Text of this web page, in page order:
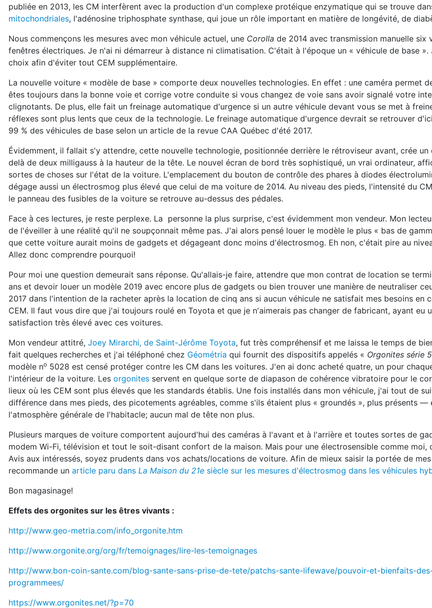
publiée en 2013, les CM interfèrent avec la production d'un complexe protéique enzymatique qui se trouve
mitochondriales, l'adénosine triphosphate synthase, qui joue un rôle important en matière de longévité, de
Nous commençons les mesures avec mon véhicule actuel, une Corolla de 2014 avec transmission manuelle six
fenêtres électriques. Je n'ai ni démarreur à distance ni climatisation. C'était à l'époque un « véhicule de base
choix afin d'éviter tout CEM supplémentaire.
La nouvelle voiture « modèle de base » comporte deux nouvelles technologies. En effet : une caméra permet
êtes toujours dans la bonne voie et corrige votre conduite si vous changez de voie sans avoir signalé votre
clignotants. De plus, elle fait un freinage automatique d'urgence si un autre véhicule devant vous se met à
réflexes sont plus lents que ceux de la technologie. Le freinage automatique d'urgence devrait se retrouver
99 % des véhicules de base selon un article de la revue CAA Québec d'été 2017.
Évidemment, il fallait s'y attendre, cette nouvelle technologie, positionnée derrière le rétroviseur avant, crée
delà de deux milligauss à la hauteur de la tête. Le nouvel écran de bord très sophistiqué, un vrai ordinateur,
sortes de choses sur l'état de la voiture. L'emplacement du bouton de contrôle des phares à diodes
dégage aussi un électrosmog plus élevé que celui de ma voiture de 2014. Au niveau des pieds, l'intensité du
le panneau des fusibles de la voiture se retrouve au-dessus des pédales.
Face à ces lectures, je reste perplexe. La personne la plus surprise, c'est évidemment mon vendeur. Mon
de l'éveiller à une réalité qu'il ne soupçonnait même pas. J'ai alors pensé louer le modèle le plus « bas de
que cette voiture aurait moins de gadgets et dégageant donc moins d'électrosmog. Eh non, c'était pire au
Allez donc comprendre pourquoi!
Pour moi une question demeurait sans réponse. Qu'allais-je faire, attendre que mon contrat de location se
ans et devoir louer un modèle 2019 avec encore plus de gadgets ou bien trouver une manière de neutraliser
2017 dans l'intention de la racheter après la location de cinq ans si aucun véhicule ne satisfait mes besoins en
CEM. Il faut vous dire que j'ai toujours roulé en Toyota et que je n'aimerais pas changer de fabricant, ayant eu
satisfaction très élevé avec ces voitures.
Mon vendeur attitré, Joey Mirarchi, de Saint-Jérôme Toyota, fut très compréhensif et me laissa le temps de
fait quelques recherches et j'ai téléphoné chez Géométria qui fournit des dispositifs appelés « Orgonites série
modèle no 5028 est censé protéger contre les CM dans les voitures. J'en ai donc acheté quatre, un pour
l'intérieur de la voiture. Les orgonites servent en quelque sorte de diapason de cohérence vibratoire pour le
lieux où les CEM sont plus élevés que les standards établis. Une fois installés dans mon véhicule, j'ai tout de
différence dans mes pieds, des picotements agréables, comme s'ils étaient plus « groundés », plus présents —
l'atmosphère générale de l'habitacle; aucun mal de tête non plus.
Plusieurs marques de voiture comportent aujourd'hui des caméras à l'avant et à l'arrière et toutes sortes de
modem Wi-Fi, télévision et tout le soit-disant confort de la maison. Mais pour une électrosensible comme moi,
Avis aux intéressés, soyez prudents dans vos achats/locations de voiture. Afin de mieux saisir la portée de
recommande un article paru dans La Maison du 21e siècle sur les mesures d'électrosmog dans les véhicules
Bon magasinage!
Effets des orgonites sur les êtres vivants :
http://www.geo-metria.com/info_orgonite.htm
http://www.orgonite.org/org/fr/temoignages/lire-les-temoignages
http://www.bon-coin-sante.com/blog-sante-sans-prise-de-tete/patchs-sante-lifewave/pouvoir-et-bienfaits-
programmees/
https://www.orgonites.net/?p=70